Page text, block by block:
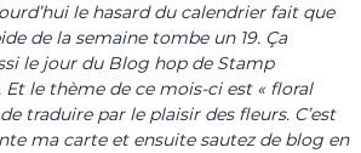
le hasard du calendrier fait que
de la semaine tombe un 19. Ça
le jour du Blog hop de Stamp
Et le thème de ce mois-ci est « floral
traduire par le plaisir des fleurs. C’est
ma carte et ensuite sautez de blog en